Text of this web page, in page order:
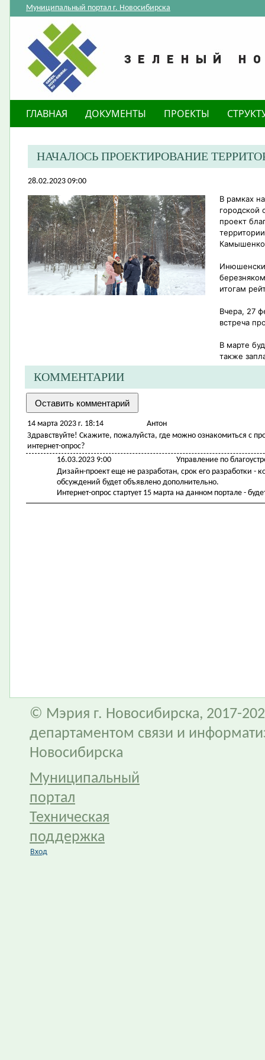
Муниципальный портал г. Новосибирска
ГЛАВНАЯ ДОКУМЕНТЫ ПРОЕКТЫ
НАЧАЛОСЬ ПРОЕКТИРОВАНИЕ
28.02.2023 09:00
В рамках
городской
проект
итогам
Вчера, 27
встреча
В марте
также
КОММЕНТАРИИ
14 марта 2023 г. 18:14
Антон
Здравствуйте! Скажите, пожалуйста, где можно ознакомиться с
интернет-опрос?
16.03.2023 9:00
Управление по
Дизайн-проект еще не разработан, срок его разработки -
обсуждений будет объявлено дополнительно.
Интернет-опрос стартует 15 марта на данном портале -
© Мэрия г. Новосибирска, 2017-
департаментом связи и
Новосибирска
Муниципальный
портал
Техническая
поддержка
Вход